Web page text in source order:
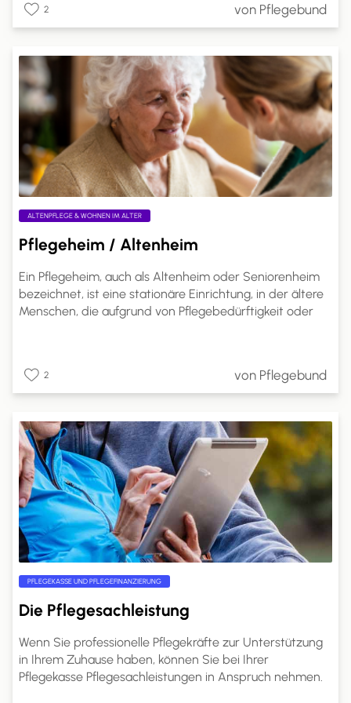
erforderlich, und die Kostenabrechnung erfolgt direkt
mit den Pflegeleistungserbringern. Dies ermöglicht eine
Bedürfnisse und Lebenssituationen.
2 von Pflegebund
ALTENPFLEGE & WOHNEN IM ALTER
Pflegeheim / Altenheim
Ein Pflegeheim, auch als Altenheim oder Seniorenheim
bezeichnet, ist eine stationäre Einrichtung, in der ältere
Menschen, die aufgrund von Pflegebedürftigkeit oder
Einrichtungen, die rund um die Uhr professionelle Pflege
und Unterstützung bieten.
2 von Pflegebund
PFLEGEKASSE UND PFLEGEFINANZIERUNG
Die Pflegesachleistung
Wenn Sie professionelle Pflegekräfte zur Unterstützung
in Ihrem Zuhause haben, können Sie bei Ihrer
Pflegekasse Pflegesachleistungen in Anspruch nehmen.